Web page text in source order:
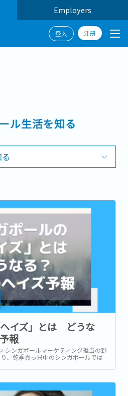
Employers
登入 注册
ル生活を知る
イズ」とは どうな
報
シンガポールマーケティング担当の野
、乾季真っ只中のシンガポールでは